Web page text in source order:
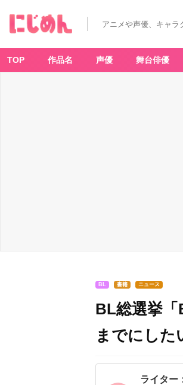
アニメや声優、キャラ
TOP 作品名 声優 舞台俳優
BL 書籍 ニュース
BL総選挙
までにし
ライター